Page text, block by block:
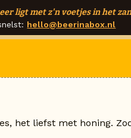
ligt met z'n voetjes in het
hello@beerinabox.nl
het liefst met honing.